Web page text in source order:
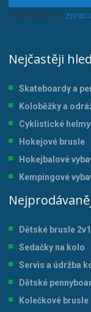
Souhlasím se
Nejčastěji
Skateboardy a
Koloběžky a
Cyklistické helmy
Hokejové brusle
Hokejbalové
Kempingové
Dětské brusle 2v1
Sedačky na kolo
Servis a údržba
Dětské
Kolečkové brusle